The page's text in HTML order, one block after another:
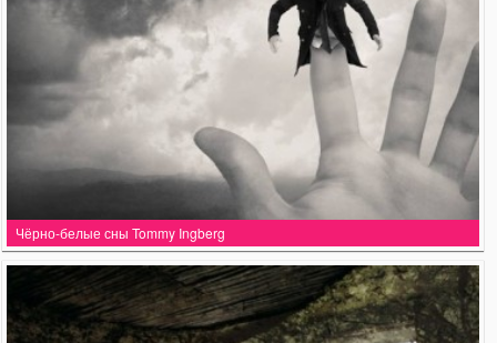
Чёрно-белые сны Tommy Ingberg